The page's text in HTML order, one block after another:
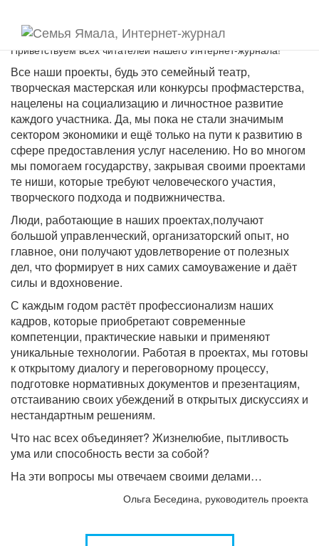
Приветствуем всех читателей нашего Интернет-журнала!
Все наши проекты, будь это семейный театр,
творческая мастерская или конкурсы профмастерства,
нацелены на социализацию и личностное развитие
каждого участника. Да, мы пока не стали значимым
сектором экономики и ещё только на пути к развитию в
сфере предоставления услуг населению. Но во многом
мы помогаем государству, закрывая своими проектами
те ниши, которые требуют человеческого участия,
творческого подхода и подвижничества.
Люди, работающие в наших проектах,получают
большой управленческий, организаторский опыт, но
главное, они получают удовлетворение от полезных
дел, что формирует в них самих самоуважение и даёт
силы и вдохновение.
С каждым годом растёт профессионализм наших
кадров, которые приобретают современные
компетенции, практические навыки и применяют
уникальные технологии. Работая в проектах, мы готовы
к открытому диалогу и переговорному процессу,
подготовке нормативных документов и презентациям,
отстаиванию своих убеждений в открытых дискуссиях и
нестандартным решениям.
Что нас всех объединяет? Жизнелюбие, пытливость
ума или способность вести за собой?
На эти вопросы мы отвечаем своими делами…
Ольга Беседина, руководитель проекта